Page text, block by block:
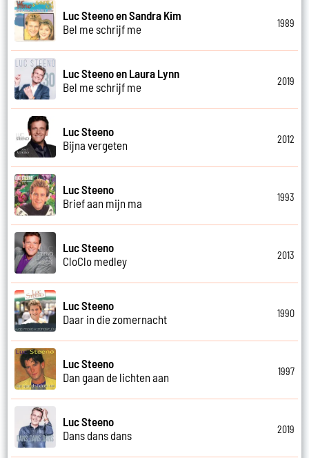
Luc Steeno en Sandra Kim
Bel me schrijf me
1989
Luc Steeno en Laura Lynn
Bel me schrijf me
2019
Luc Steeno
Bijna vergeten
2012
Luc Steeno
Brief aan mijn ma
1993
Luc Steeno
CloClo medley
2013
Luc Steeno
Daar in die zomernacht
1990
Luc Steeno
Dan gaan de lichten aan
1997
Luc Steeno
Dans dans dans
2019